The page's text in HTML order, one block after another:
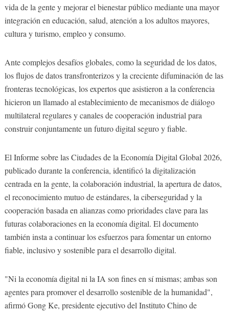
vida de la gente y mejorar el bienestar público mediante una mayor
integración en educación, salud, atención a los adultos mayores,
cultura y turismo, empleo y consumo.
Ante complejos desafíos globales, como la seguridad de los datos,
los flujos de datos transfronterizos y la creciente difuminación de las
fronteras tecnológicas, los expertos que asistieron a la conferencia
hicieron un llamado al establecimiento de mecanismos de diálogo
multilateral regulares y canales de cooperación industrial para
construir conjuntamente un futuro digital seguro y fiable.
El Informe sobre las Ciudades de la Economía Digital Global 2026,
publicado durante la conferencia, identificó la digitalización
centrada en la gente, la colaboración industrial, la apertura de datos,
el reconocimiento mutuo de estándares, la ciberseguridad y la
cooperación basada en alianzas como prioridades clave para las
futuras colaboraciones en la economía digital. El documento
también insta a continuar los esfuerzos para fomentar un entorno
fiable, inclusivo y sostenible para el desarrollo digital.
"Ni la economía digital ni la IA son fines en sí mismas; ambas son
agentes para promover el desarrollo sostenible de la humanidad",
afirmó Gong Ke, presidente ejecutivo del Instituto Chino de